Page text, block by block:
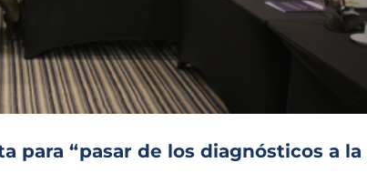
para “pasar de los diagnósticos a la